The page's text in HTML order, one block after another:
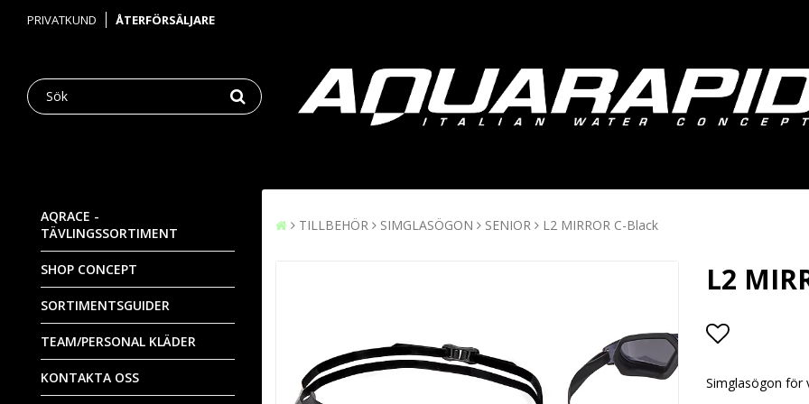
PRIVATKUND ÅTERFÖRSÄLJARE
AQRACE -
TÄVLINGSSORTIMENT
SHOP CONCEPT
SORTIMENTSGUIDER
TEAM/PERSONAL KLÄDER
KONTAKTA OSS
TILLBEHÖR SIMGLASÖGON SENIOR L2 MIRROR C-Black
L2
Simglasögon för